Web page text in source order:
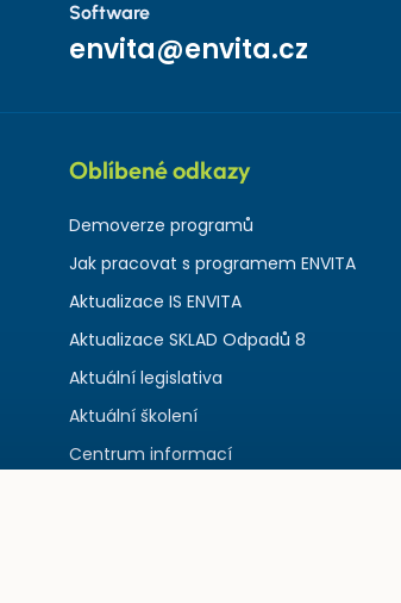
Software
envita@envita.cz
Oblíbené odkazy
Demoverze programů
Jak pracovat s programem ENVITA
Aktualizace IS ENVITA
Aktualizace SKLAD Odpadů 8
Aktuální legislativa
Aktuální školení
Centrum informací